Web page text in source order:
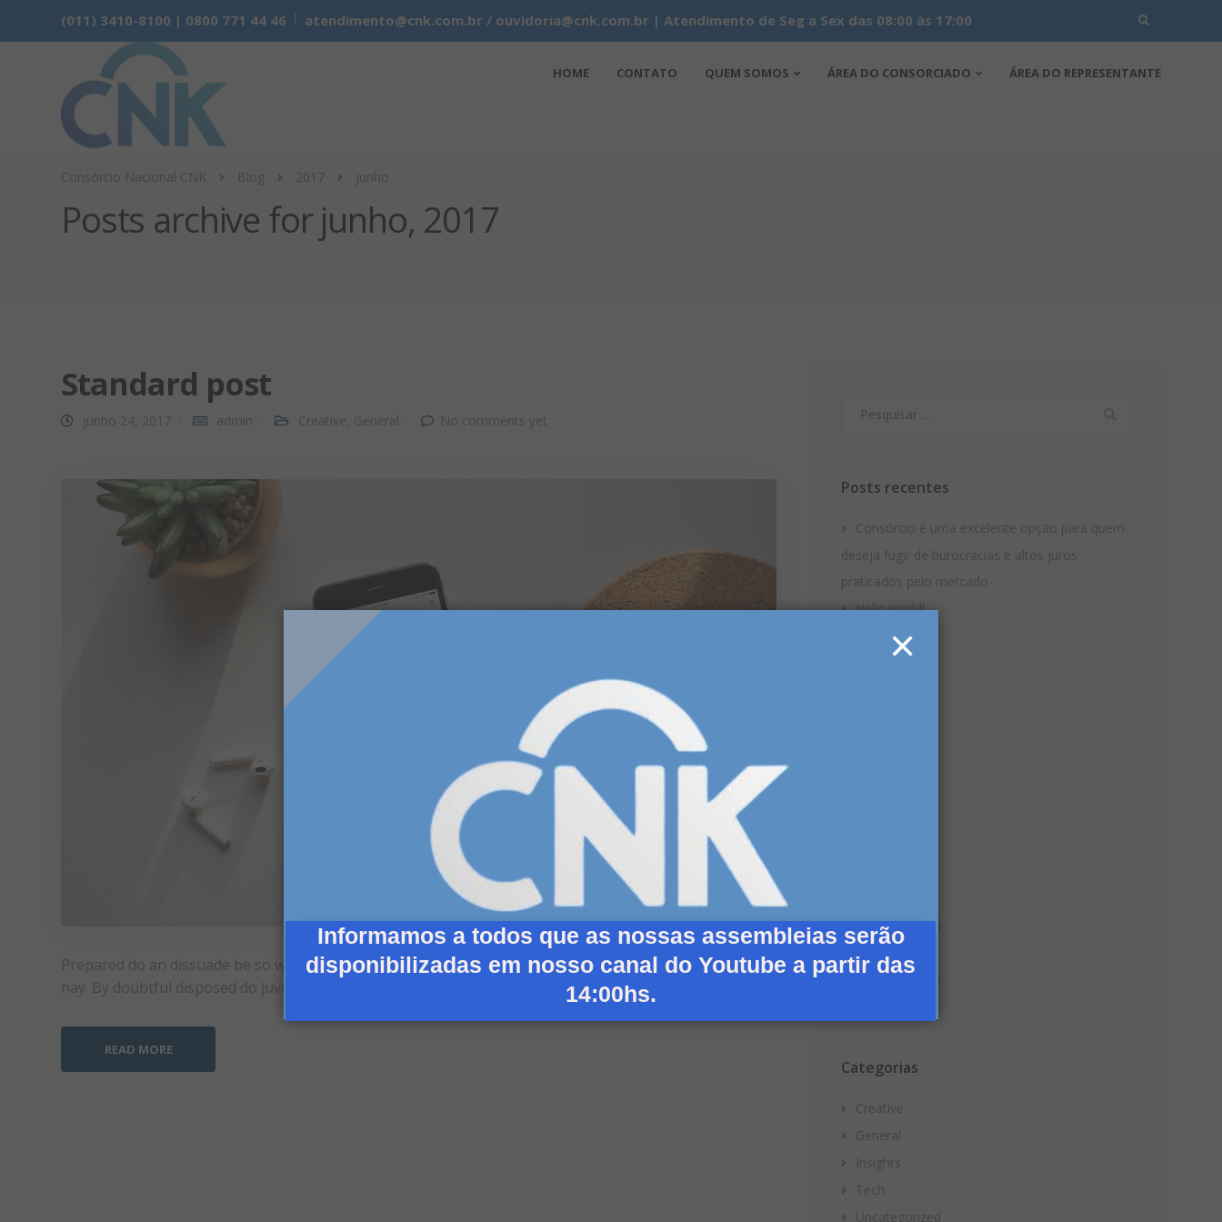
Search
(011) 3410-8100 | 0800 771 44 46 atendimento@cnk.com.br / ouvidoria@cnk.com.br | Atendimento de Seg a Sex das 08:00 às 17:00
HOME CONTATO QUEM SOMOS ÁREA DO CONSORCIADO ÁREA DO REPRESENTANTE
Consórcio Nacional CNK Blog 2017 junho
Posts archive for junho, 2017
Standard post
junho 24, 2017 admin Creative, General No comments yet
Prepared do an dissuade be so whatever steepest. Yet her beyond looked either day wished
nay. By doubtful disposed do juvenile an. Now curiosity you explained immediate […]
READ MORE
por:
Posts recentes
Consórcio é uma excelente opção para quem
deseja fugir de burocracias e altos juros
praticados pelo mercado
Hello world!
Standard post
Gallery post
fevereiro 2016
janeiro 2016
Categorias
Creative
General
Insights
Tech
Uncategorized
Informamos a todos que as nossas assembleias serão
disponibilizadas em nosso canal do Youtube a partir das
14:00hs.
×